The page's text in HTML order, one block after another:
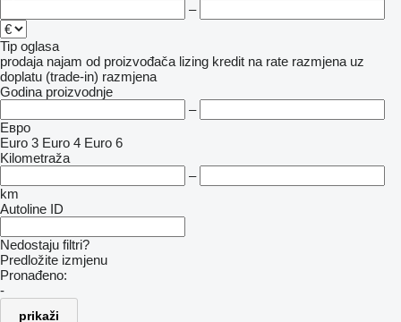
–
Tip oglasa
prodaja najam od proizvođača lizing kredit na rate razmjena uz
doplatu (trade-in) razmjena
Godina proizvodnje
–
Евро
Euro 3 Euro 4 Euro 6
Kilometraža
–
km
Autoline ID
Nedostaju filtri?
Predložite izmjenu
Pronađeno:
-
prikaži